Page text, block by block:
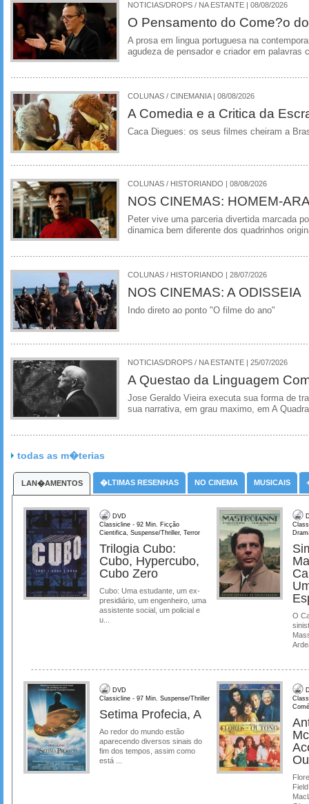
NOTICIAS/DROPS / NA ESTANTE | 08/08/2026
O Pensamento do Come?o
A prosa em lingua portuguesa na
agudeza de pensador e criador em palavras
COLUNAS / CINEMANIA | 08/08/2026
A Comedia e a Critica da
Caca Diegues: os seus filmes cheiram a
COLUNAS / HISTORIANDO | 08/08/2026
NOS CINEMAS: HOMEM-
Peter vive uma parceria divertida marcada
dinamica bem diferente dos quadrinhos
COLUNAS / HISTORIANDO | 28/07/2026
NOS CINEMAS: A ODISSEIA
Indo direto ao ponto "O filme do ano"
NOTICIAS/DROPS / NA ESTANTE | 25/07/2026
A Questao da Linguagem
Jose Geraldo Vieira executa sua forma de
sua narrativa, em grau maximo, em A
todas as m�terias
LAN�AMENTOS �LTIMAS RESENHAS NO CINEMA MUSICAIS
DVD
Classicline - 92 Min. Ficção
Cientifica, Suspense/Thriller, Terror
Trilogia Cubo:
Cubo, Hypercubo,
Cubo Zero
Cubo: Uma estudante, um ex-
presidiário, um engenheiro, uma
assistente social, um policial e
u...
O
DVD
Classicline - 97 Min. Suspense/Thriller
Setima Profecia, A
Ao redor do mundo estão
aparecendo diversos sinais do
fim dos tempos, assim como
está ...